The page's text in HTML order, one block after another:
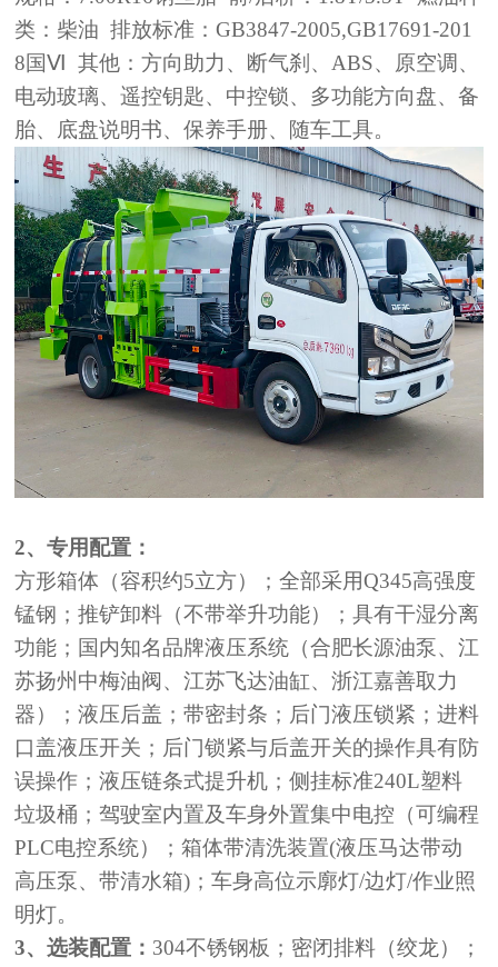
类：柴油 排放标准：GB3847-2005,GB17691-201
8国Ⅵ
其他：方向助力、断气刹、 ABS、原空调、
电动玻璃、遥控钥匙、中控锁、多功能方向盘、备
胎、底盘说明书、保养手册、随车工具。
2、专用配置：
方形箱体（容积约5立方）；全部采用Q345高强度
锰钢；推铲卸料（不带举升功能）；具有干湿分离
功能；国内知名品牌液压系统（合肥长源油泵、江
苏扬州中梅油阀、江苏飞达油缸、浙江嘉善取力
器）；液压后盖；带密封条；后门液压锁紧；进料
口盖液压开关；后门锁紧与后盖开关的操作具有防
误操作；液压链条式提升机；侧挂标准240L塑料
垃圾桶；驾驶室内置及车身外置集中电控（可编程
PLC电控系统）；箱体带清洗装置(液压马达带动
高压泵、带清水箱)；车身高位示廓灯/边灯/作业照
明灯。
3、选装配置： 304不锈钢板；密闭排料（绞龙）；